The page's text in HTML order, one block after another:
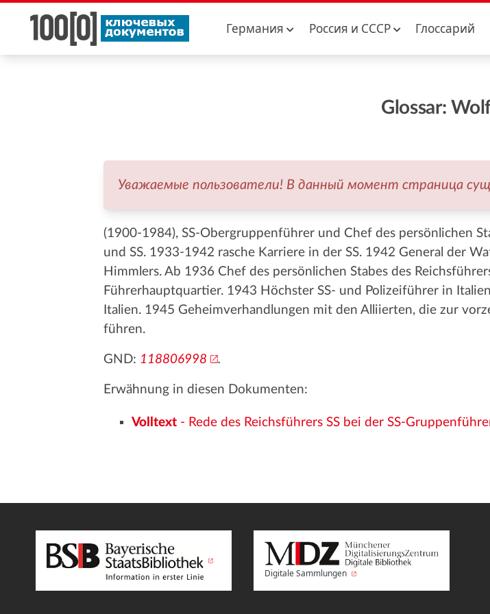
Германия Россия и CCCР Глоссарий
Glossar:
Уважаемые пользователи! В данный момент страница
(1900-1984), SS-Obergruppenführer und Chef des persönlichen
und SS. 1933-1942 rasche Karriere in der SS. 1942 General der
Himmlers. Ab 1936 Chef des persönlichen Stabes des
Führerhauptquartier. 1943 Höchster SS- und Polizeiführer in
Italien. 1945 Geheimverhandlungen mit den Alliierten, die zur
führen.
GND: 118806998 .
Erwähnung in diesen Dokumenten:
Volltext - Rede des Reichsführers SS bei der SS-
Digitale Sammlungen